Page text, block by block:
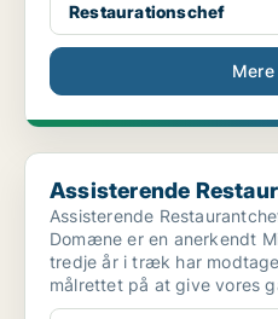
Restaurationschef
Assisterende Restaurantchef
Assisterende
Assisterende
Domæne er en anerkendt
tredje år i træk har
målrettet på at give vores